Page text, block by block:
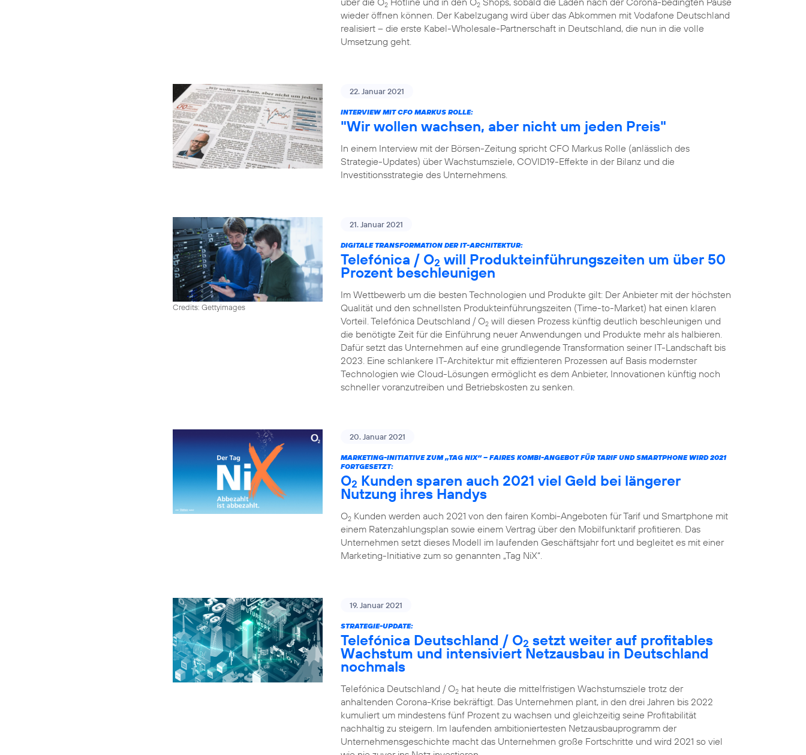
2 2
wieder öffnen können. Der Kabelzugang wird über das Abkommen mit Vodafone Deutschland
realisiert – die erste Kabel-Wholesale-Partnerschaft in Deutschland, die nun in die volle
Umsetzung geht.
22. Januar 2021
INTERVIEW MIT CFO MARKUS ROLLE:
"Wir wollen wachsen, aber nicht um jeden Preis"
In einem Interview mit der Börsen-Zeitung spricht CFO Markus Rolle (anlässlich des
Strategie-Updates) über Wachstumsziele, COVID19-Effekte in der Bilanz und die
Investitionsstrategie des Unternehmens.
Credits: Gettyimages
21. Januar 2021
DIGITALE TRANSFORMATION DER IT-ARCHITEKTUR:
Telefónica / O2 will Produkteinführungszeiten um über 50
Prozent beschleunigen
Im Wettbewerb um die besten Technologien und Produkte gilt: Der Anbieter mit der höchsten
Qualität und den schnellsten Produkteinführungszeiten (Time-to-Market) hat einen klaren
Vorteil. Telefónica Deutschland / O2 will diesen Prozess künftig deutlich beschleunigen und
die benötigte Zeit für die Einführung neuer Anwendungen und Produkte mehr als halbieren.
Dafür setzt das Unternehmen auf eine grundlegende Transformation seiner IT-Landschaft bis
2023. Eine schlankere IT-Architektur mit effizienteren Prozessen auf Basis modernster
Technologien wie Cloud-Lösungen ermöglicht es dem Anbieter, Innovationen künftig noch
schneller voranzutreiben und Betriebskosten zu senken.
20. Januar 2021
MARKETING-INITIATIVE ZUM „TAG NIX“ – FAIRES KOMBI-ANGEBOT FÜR TARIF UND SMARTPHONE WIRD 2021
FORTGESETZT:
O2 Kunden sparen auch 2021 viel Geld bei längerer
Nutzung ihres Handys
O2 Kunden werden auch 2021 von den fairen Kombi-Angeboten für Tarif und Smartphone mit
einem Ratenzahlungsplan sowie einem Vertrag über den Mobilfunktarif profitieren. Das
Unternehmen setzt dieses Modell im laufenden Geschäftsjahr fort und begleitet es mit einer
Marketing-Initiative zum so genannten „Tag NiX“.
19. Januar 2021
STRATEGIE-UPDATE:
Telefónica Deutschland / O2 setzt weiter auf profitables
Wachstum und intensiviert Netzausbau in Deutschland
nochmals
Telefónica Deutschland / O2 hat heute die mittelfristigen Wachstumsziele trotz der
anhaltenden Corona-Krise bekräftigt. Das Unternehmen plant, in den drei Jahren bis 2022
kumuliert um mindestens fünf Prozent zu wachsen und gleichzeitig seine Profitabilität
nachhaltig zu steigern. Im laufenden ambitioniertesten Netzausbauprogramm der
Unternehmensgeschichte macht das Unternehmen große Fortschritte und wird 2021 so viel